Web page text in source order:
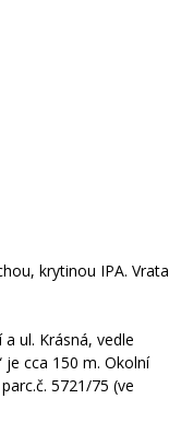
krytinou IPA. Vrata
ul. Krásná, vedle
je cca 150 m. Okolní
5721/75 (ve